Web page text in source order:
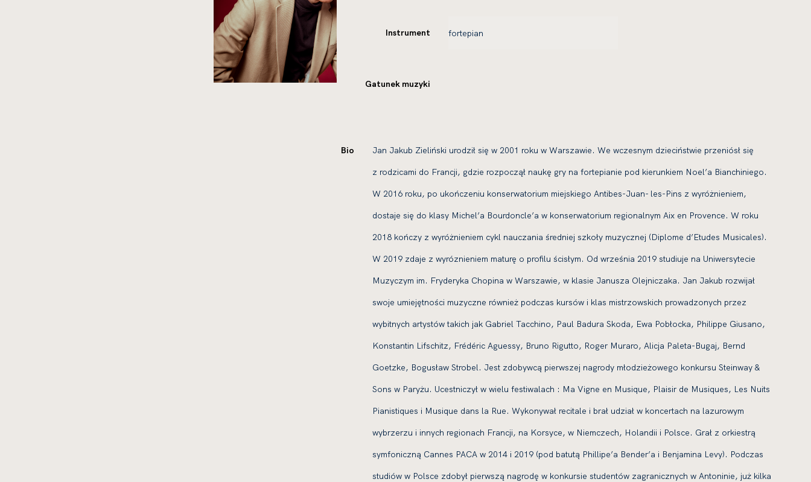
Instrument
Gatunek muzyki
Bio
Jan Jakub Zieliński urodził się w 2001 roku w Warszawie. We wczesnym dzieciństwie przeniósł się
z rodzicami do Francji, gdzie rozpoczął naukę gry na fortepianie pod kierunkiem Noel’a Bianchiniego.
W 2016 roku, po ukończeniu konserwatorium miejskiego Antibes-Juan- les-Pins z wyróżnieniem,
dostaje się do klasy Michel’a Bourdoncle’a w konserwatorium regionalnym Aix en Provence. W roku
2018 kończy z wyróżnieniem cykl nauczania średniej szkoły muzycznej (Diplome d’Etudes Musicales).
W 2019 zdaje z wyróznieniem maturę o profilu ścisłym. Od września 2019 studiuje na Uniwersytecie
Muzyczym im. Fryderyka Chopina w Warszawie, w klasie Janusza Olejniczaka. Jan Jakub rozwijał
swoje umiejętności muzyczne również podczas kursów i klas mistrzowskich prowadzonych przez
wybitnych artystów takich jak Gabriel Tacchino, Paul Badura Skoda, Ewa Pobłocka, Philippe Giusano,
Konstantin Lifschitz, Frédéric Aguessy, Bruno Rigutto, Roger Muraro, Alicja Paleta-Bugaj, Bernd
Goetzke, Bogusław Strobel. Jest zdobywcą pierwszej nagrody młodzieżowego konkursu Steinway &
Sons w Paryżu. Ucestniczył w wielu festiwalach : Ma Vigne en Musique, Plaisir de Musiques, Les Nuits
Pianistiques i Musique dans la Rue. Wykonywał recitale i brał udział w koncertach na lazurowym
wybrzerzu i innych regionach Francji, na Korsyce, w Niemczech, Holandii i Polsce. Grał z orkiestrą
symfoniczną Cannes PACA w 2014 i 2019 (pod batutą Phillipe’a Bender’a i Benjamina Levy). Podczas
studiów w Polsce zdobył pierwszą nagrodę w konkursie studentów zagranicznych w Antoninie, już kilka